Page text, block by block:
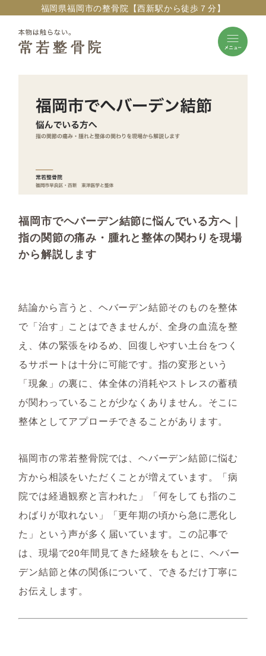
福岡県福岡市の整骨院【西新駅から徒歩７分】
福岡市でヘバーデン結節に悩んでいる方へ｜
指の関節の痛み・腫れと整体の関わりを現場
から解説します
結論から言うと、ヘバーデン結節そのものを整体
で「治す」ことはできませんが、全身の血流を整
え、体の緊張をゆるめ、回復しやすい土台をつく
るサポートは十分に可能です。指の変形という
「現象」の裏に、体全体の消耗やストレスの蓄積
が関わっていることが少なくありません。そこに
整体としてアプローチできることがあります。
福岡市の常若整骨院では、ヘバーデン結節に悩む
方から相談をいただくことが増えています。「病
院では経過観察と言われた」「何をしても指のこ
わばりが取れない」「更年期の頃から急に悪化し
た」という声が多く届いています。この記事で
は、現場で20年間見てきた経験をもとに、ヘバー
デン結節と体の関係について、できるだけ丁寧に
お伝えします。